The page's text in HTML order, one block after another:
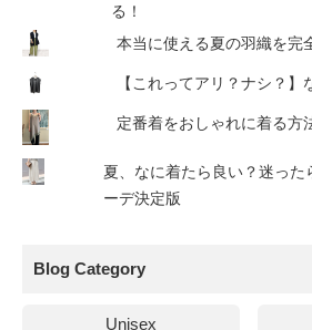
る！
本当に使える夏の羽織を完
【これってアリ？ナシ？
定番着をおしゃれに着る方
夏、なに着たら良い？迷った
ーデ決定版
Blog Category
Unisex